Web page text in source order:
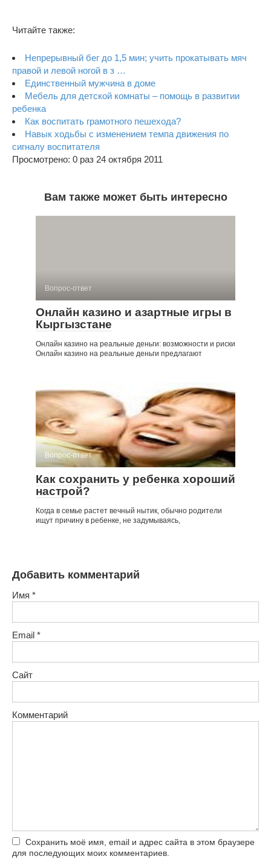
Читайте также:
Непрерывный бег до 1,5 мин; учить про­катывать мяч
правой и левой ногой в з …
Единственный мужчина в доме
Мебель для детской комнаты – помощь в развитии
ребенка
Как воспитать грамотного пешехода?
Навык ходьбы с изменением темпа движения по
сигналу воспи­тателя
Просмотрено: 0 раз 24 октября 2011
Вам также может быть интересно
Вопрос-ответ
Онлайн казино и азартные игры в
Кыргызстане
Онлайн казино на реальные деньги: возможности и риски
Онлайн казино на реальные деньги предлагают
Вопрос-ответ
Как сохранить у ребенка хороший
настрой?
Когда в семье растет вечный нытик, обычно родители
ищут причину в ребенке, не задумываясь,
Добавить комментарий
Имя *
Email *
Сайт
Комментарий
Сохранить моё имя, email и адрес сайта в этом браузере
для последующих моих комментариев.